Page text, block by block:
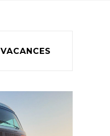
VACANCES